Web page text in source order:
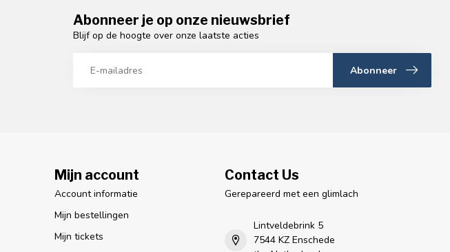
Abonneer je op onze nieuwsbrief
Blijf op de hoogte over onze laatste acties
Abonneer
Mijn account
Account informatie
Mijn bestellingen
Mijn tickets
Contact Us
Gerepareerd met een glimlach
Lintveldebrink 5
7544 KZ Enschede